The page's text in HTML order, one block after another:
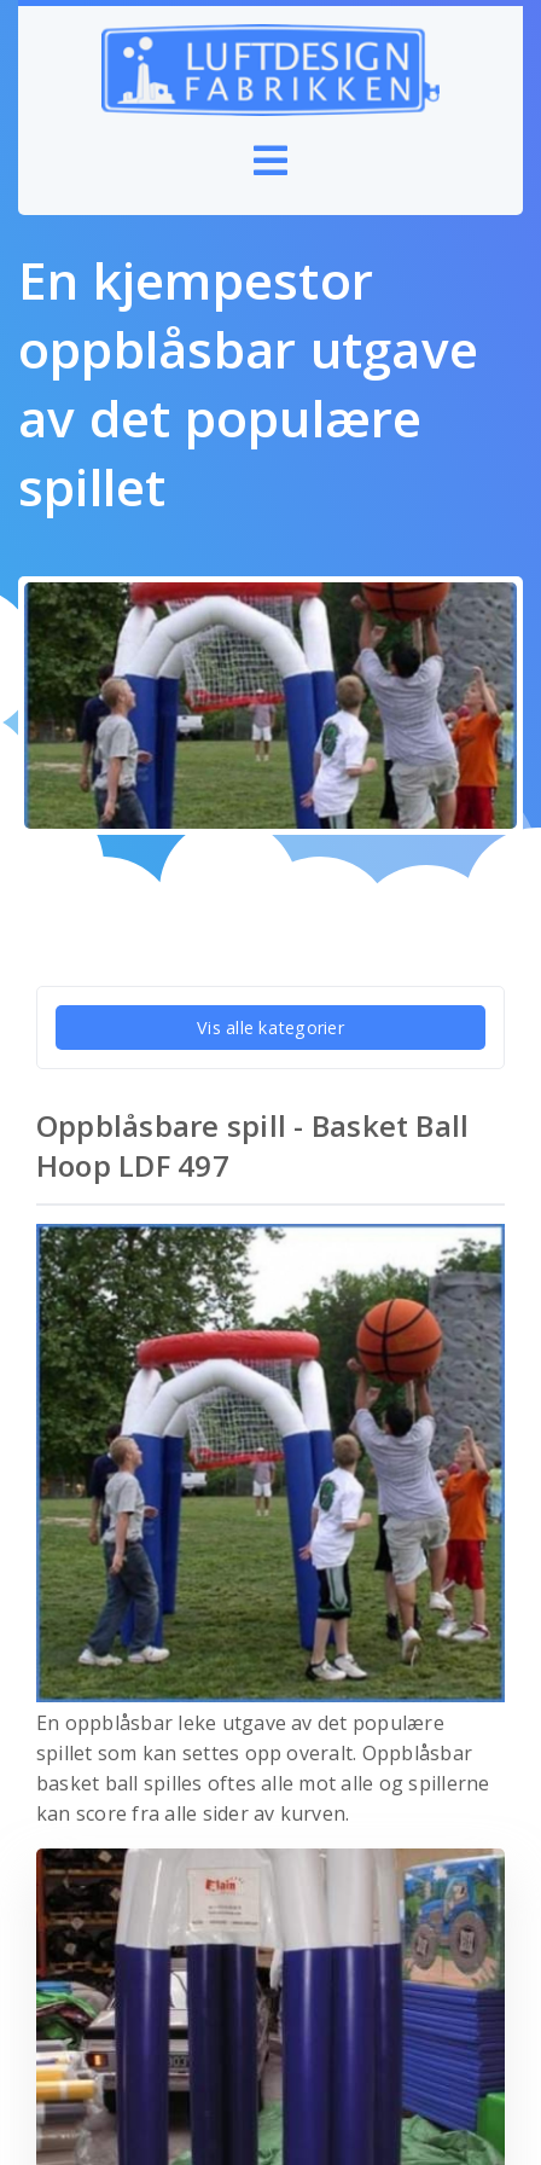
En kjempestor
oppblåsbar utgave
av det populære
spillet
Vis alle kategorier
Oppblåsbare spill - Basket Ball
Hoop LDF 497
En oppblåsbar leke utgave av det populære
spillet som kan settes opp overalt. Oppblåsbar
basket ball spilles oftes alle mot alle og spillerne
kan score fra alle sider av kurven.